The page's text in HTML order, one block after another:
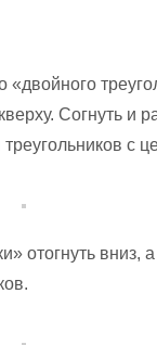
«двойного
Согнуть и
с
отогнуть вниз,